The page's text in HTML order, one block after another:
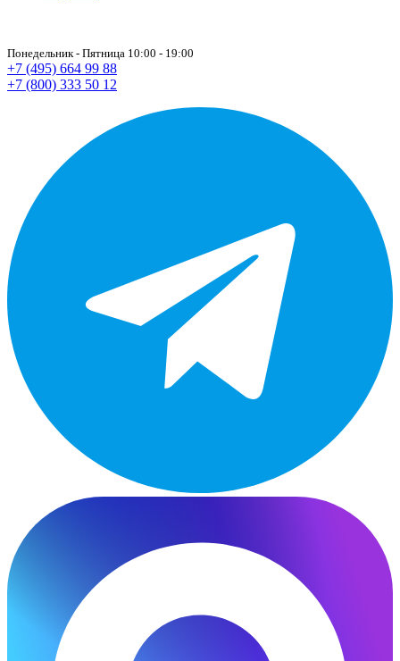
Понедельник - Пятница 10:00 - 19:00
+7 (495) 664 99 88
+7 (800) 333 50 12